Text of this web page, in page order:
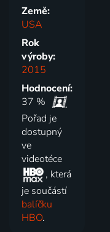
Země:
USA
Rok
výroby:
2015
Hodnocení:
37 %
Pořad je
dostupný
ve
videotéce
, která
je součástí
balíčku
HBO.